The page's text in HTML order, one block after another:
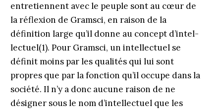
entretiennent avec le peuple sont au cœur de
la réflexion de Gramsci, en raison de la
définition large qu’il donne au concept d’intel­
lectuel(1). Pour Gramsci, un intellectuel se
définit moins par les qualités qui lui sont
propres que par la fonction qu’il occupe dans la
société. Il n’y a donc aucune raison de ne
désigner sous le nom d’intellectuel que les